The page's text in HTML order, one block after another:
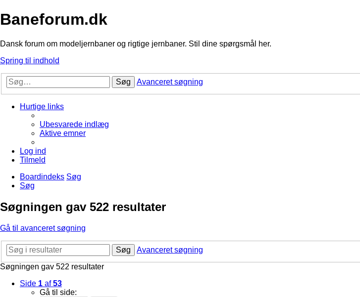
Baneforum.dk
Dansk forum om modeljernbaner og rigtige jernbaner. Stil dine spørgsmål her.
Spring til indhold
Søg Avanceret søgning
Hurtige links
Ubesvarede indlæg
Aktive emner
Log ind
Tilmeld
Boardindeks Søg
Søg
Søgningen gav 522 resultater
Gå til avanceret søgning
Søg
Avanceret søgning
Søgningen gav 522 resultater
Side 1 af53
Gå til side: